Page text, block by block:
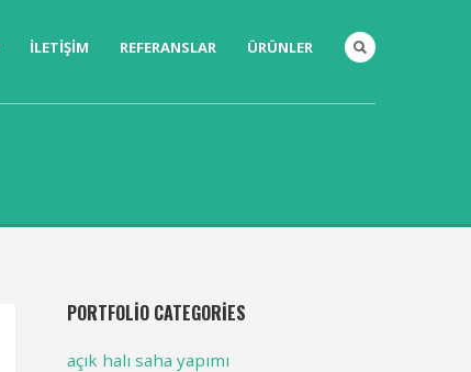
İLETIŞIM REFERANSLAR ÜRÜNLER
PORTFOLIO CATEGORIES
açık halı saha yapımı